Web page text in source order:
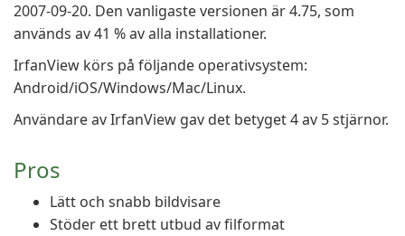
2007-09-20. Den vanligaste versionen är 4.75, som
används av 41 % av alla installationer.
IrfanView körs på följande operativsystem:
Android/iOS/Windows/Mac/Linux.
Användare av IrfanView gav det betyget 4 av 5 stjärnor.
Pros
Lätt och snabb bildvisare
Stöder ett brett utbud av filformat